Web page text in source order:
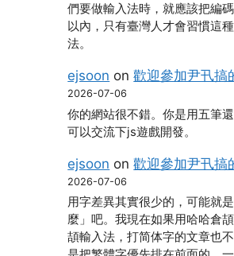
們要做輸入法時，就應該把編
以內，只有臺灣人才會習慣這
法。
ejsoon on歡迎參加尹卂搞
2026-07-06
你的網站很不錯。你是用五筆
可以交流下js遊戲開發。
ejsoon on歡迎參加尹卂搞
2026-07-06
用字差異其實很少的，可能就
麼」吧。我現在如果用哈哈倉
頡輸入法，打简体字的文章也